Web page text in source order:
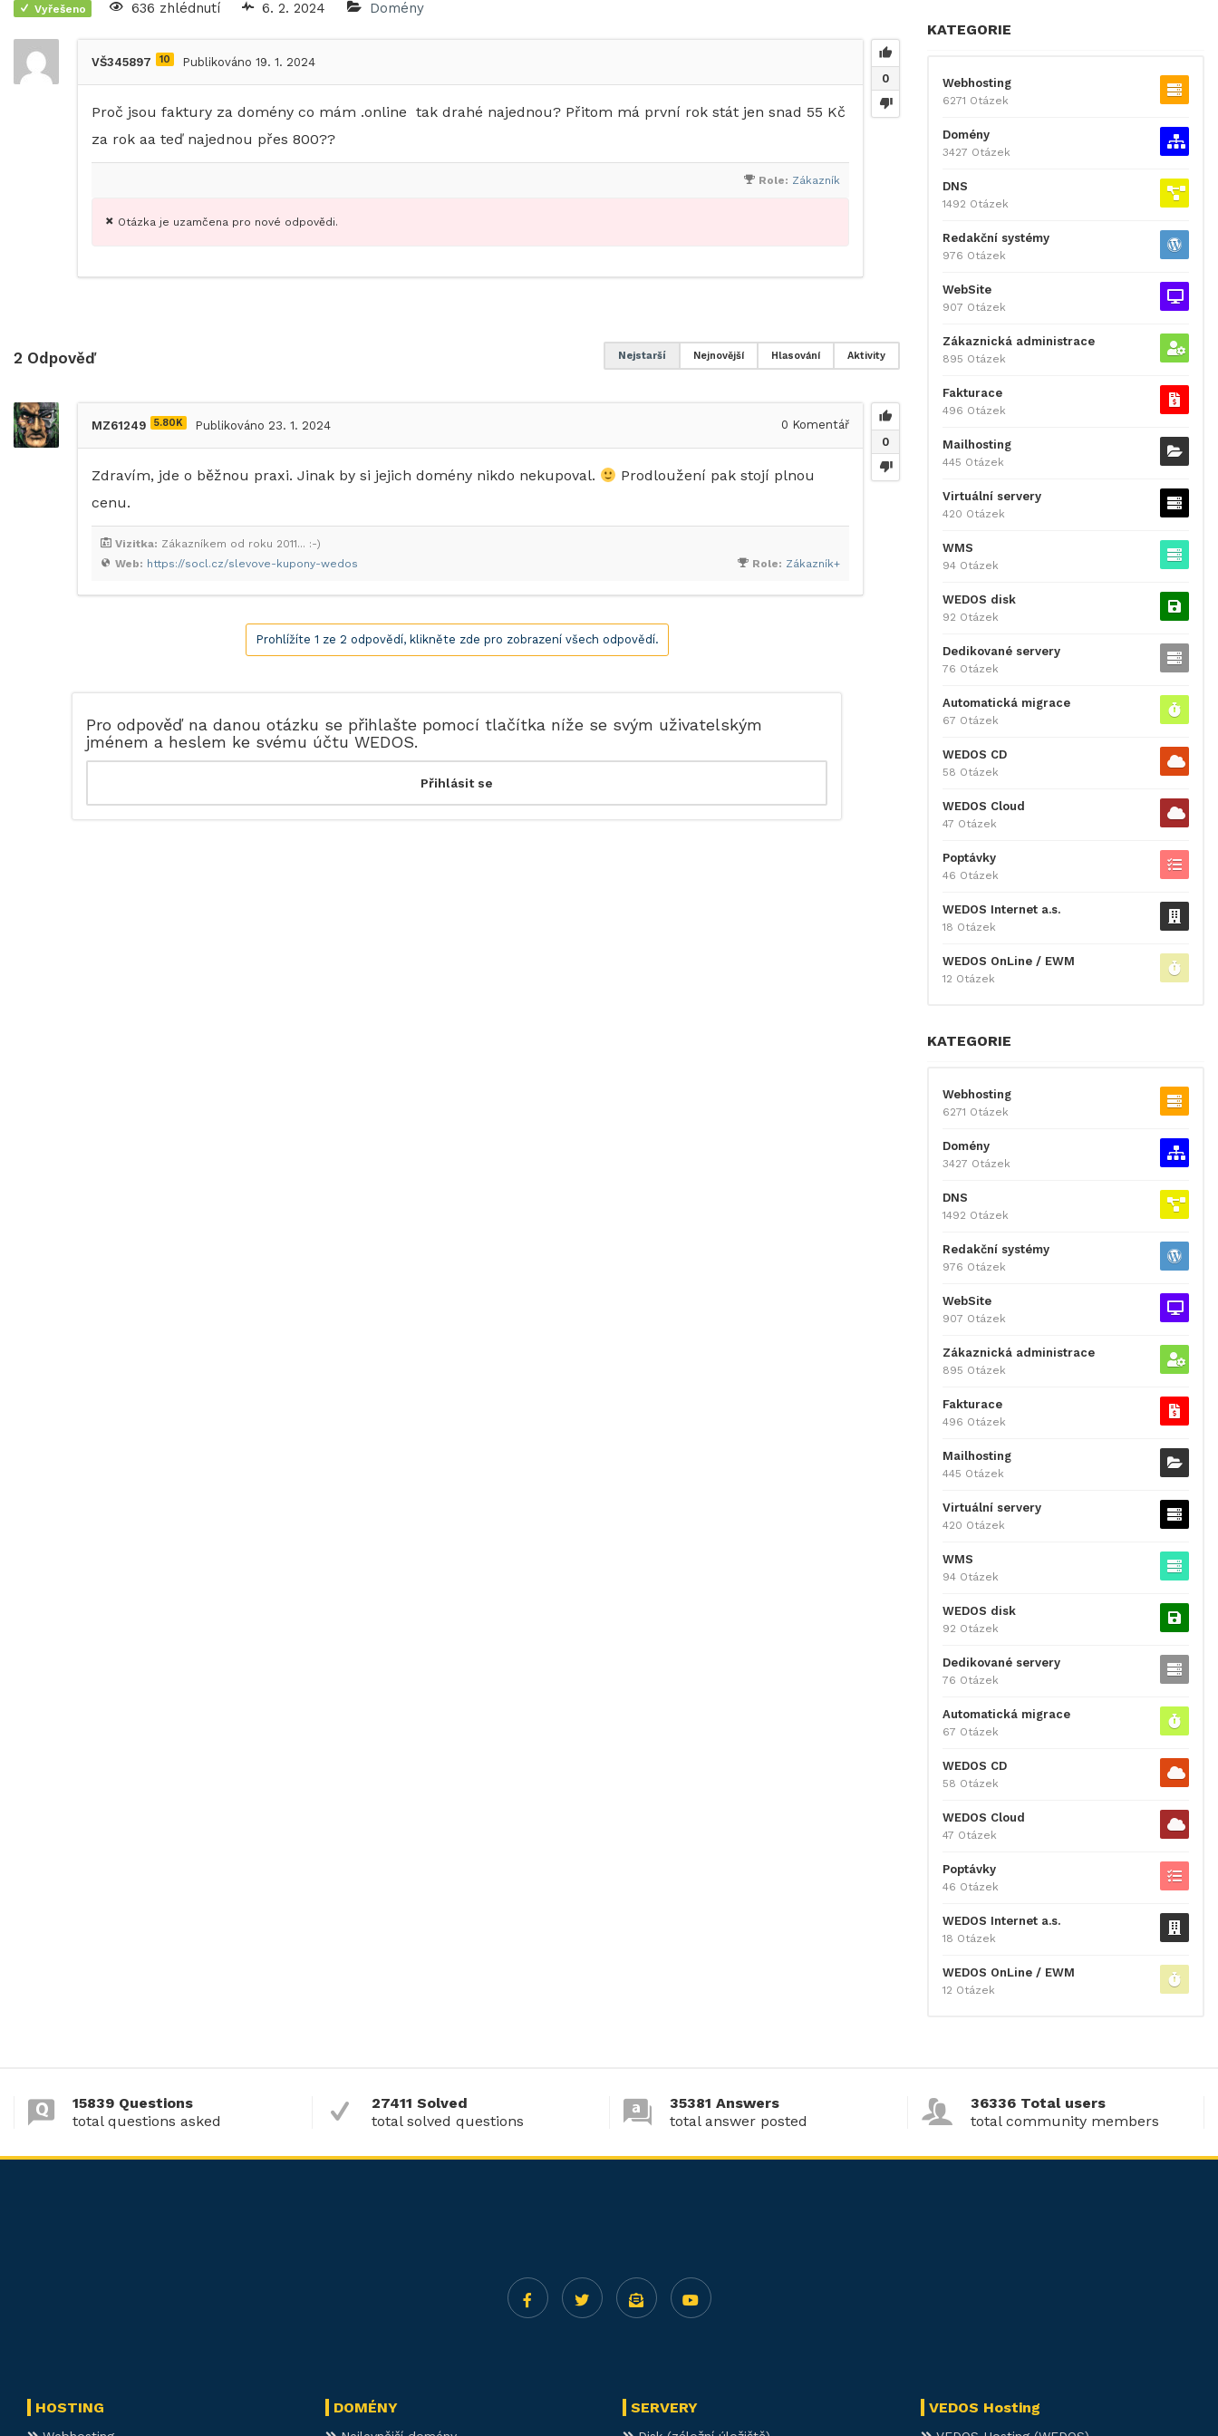
Vyřešeno 636 zhlédnutí 6. 2. 2024 Domény
0
VŠ345897 10 Publikováno 19. 1. 2024
Proč jsou faktury za domény co mám .online tak drahé najednou? Přitom má první rok stát jen snad 55 Kč
za rok aa teď najednou přes 800??
Role: Zákazník
Otázka je uzamčena pro nové odpovědi.
2 Odpověď Aktivity
Hlasování
Nejnovější
Nejstarší
0
MZ61249 5.80K Publikováno 23. 1. 2024 0 Komentář
Zdravím, jde o běžnou praxi. Jinak by si jejich domény nikdo nekupoval.
Prodloužení pak stojí plnou
cenu.
Role: Zákazník+
Web: https://socl.cz/slevove-kupony-wedos
Vizitka: Zákazníkem od roku 2011... :-)
Prohlížíte 1 ze 2 odpovědí, klikněte zde pro zobrazení všech odpovědí.
Pro odpověď na danou otázku se přihlašte pomocí tlačítka níže se svým uživatelským
jménem a heslem ke svému účtu WEDOS.
KATEGORIE
Webhosting
6271 Otázek
Domény
3427 Otázek
DNS
1492 Otázek
Redakční systémy
976 Otázek
WebSite
907 Otázek
Zákaznická administrace
895 Otázek
Fakturace
496 Otázek
Mailhosting
445 Otázek
Virtuální servery
420 Otázek
WMS
94 Otázek
WEDOS disk
92 Otázek
Dedikované servery
76 Otázek
Automatická migrace
67 Otázek
WEDOS CD
58 Otázek
WEDOS Cloud
47 Otázek
Poptávky
46 Otázek
WEDOS Internet a.s.
18 Otázek
WEDOS OnLine / EWM
12 Otázek
KATEGORIE
Webhosting
6271 Otázek
Domény
3427 Otázek
DNS
1492 Otázek
Redakční systémy
976 Otázek
WebSite
907 Otázek
Zákaznická administrace
895 Otázek
Fakturace
496 Otázek
Mailhosting
445 Otázek
Virtuální servery
420 Otázek
WMS
94 Otázek
WEDOS disk
92 Otázek
Dedikované servery
76 Otázek
Automatická migrace
67 Otázek
WEDOS CD
58 Otázek
WEDOS Cloud
47 Otázek
Poptávky
46 Otázek
WEDOS Internet a.s.
18 Otázek
WEDOS OnLine / EWM
12 Otázek
15839 Questions
total questions asked
27411 Solved
total solved questions
35381 Answers
total answer posted
36336 Total users
total community members
HOSTING DOMÉNY SERVERY VEDOS Hosting